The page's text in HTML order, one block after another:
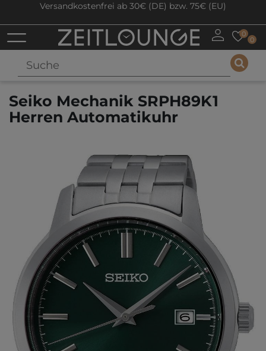
Versandkostenfrei ab 30€ (DE) bzw. 75€ (EU)
0
0
Seiko Mechanik SRPH89K1
Herren Automatikuhr